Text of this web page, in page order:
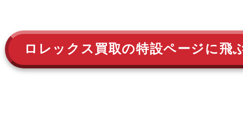
ロレックス買取の特設ページに飛